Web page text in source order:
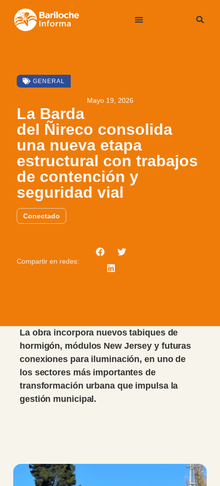
GENERAL
Mayo 19, 2026
La Barda
del Ñireco consolida
una nueva etapa
estructural con trabajos
de contención y
seguridad vial
Conectado
Compartir en redes:
La obra incorpora nuevos tabiques de
hormigón, módulos New Jersey y futuras
conexiones para iluminación, en uno de
los sectores más importantes de
transformación urbana que impulsa la
gestión municipal.